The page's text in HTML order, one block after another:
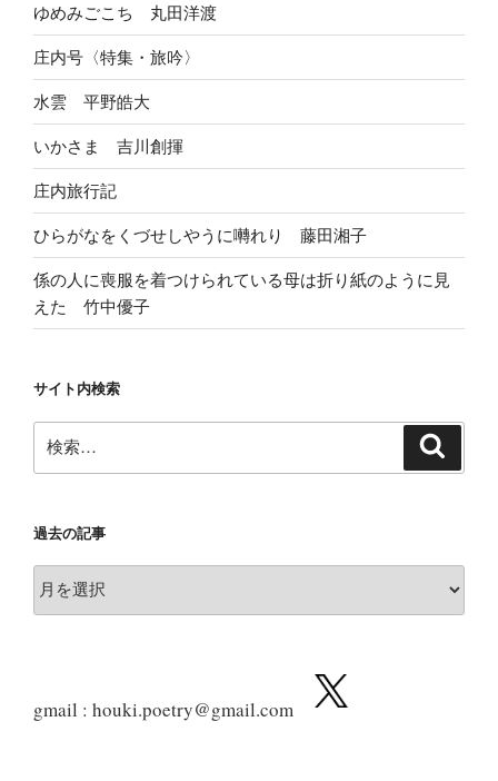
ゆめみごこち 丸田洋渡
庄内号〈特集・旅吟〉
水雲 平野皓大
いかさま 吉川創揮
庄内旅行記
ひらがなをくづせしやうに囀れり 藤田湘子
係の人に喪服を着つけられている母は折り紙のように見
えた 竹中優子
サイト内検索
索:
過去の記事
去
gmail : houki.poetry@gmail.com